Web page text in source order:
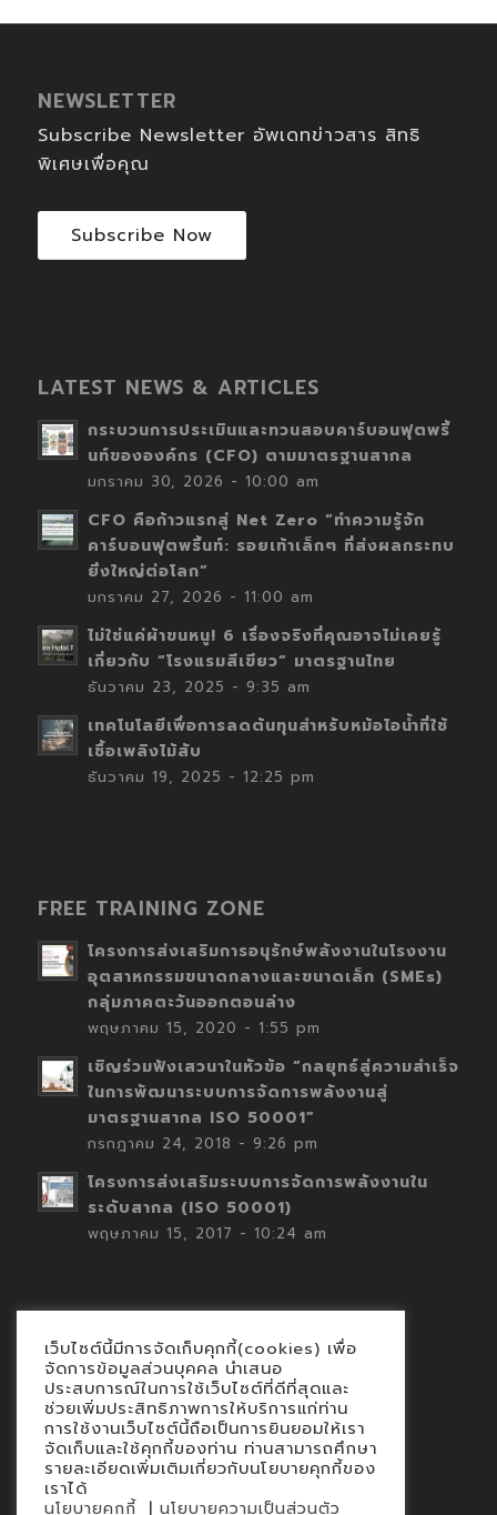
NEWSLETTER
Subscribe Newsletter อัพเดทข่าวสาร สิทธิ
พิเศษเพื่อคุณ
Subscribe Now
LATEST NEWS & ARTICLES
กระบวนการประเมินและทวนสอบคาร์บอนฟุตพริ้
นท์ขององค์กร (CFO) ตามมาตรฐานสากล
มกราคม 30, 2026 - 10:00 am
CFO คือก้าวแรกสู่ Net Zero “ทำความรู้จัก
คาร์บอนฟุตพริ้นท์: รอยเท้าเล็กๆ ที่ส่งผลกระทบ
ยิ่งใหญ่ต่อโลก”
มกราคม 27, 2026 - 11:00 am
ไม่ใช่แค่ผ้าขนหนู! 6 เรื่องจริงที่คุณอาจไม่เคยรู้
เกี่ยวกับ “โรงแรมสีเขียว” มาตรฐานไทย
ธันวาคม 23, 2025 - 9:35 am
เทคโนโลยีเพื่อการลดต้นทุนสำหรับหม้อไอน้ำที่ใช้
เชื้อเพลิงไม้สับ
ธันวาคม 19, 2025 - 12:25 pm
FREE TRAINING ZONE
โครงการส่งเสริมการอนุรักษ์พลังงานในโรงงาน
อุตสาหกรรมขนาดกลางและขนาดเล็ก (SMEs)
กลุ่มภาคตะวันออกตอนล่าง
พฤษภาคม 15, 2020 - 1:55 pm
เชิญร่วมฟังเสวนาในหัวข้อ “กลยุทธ์สู่ความสำเร็จ
ในการพัฒนาระบบการจัดการพลังงานสู่
มาตรฐานสากล ISO 50001”
กรกฎาคม 24, 2018 - 9:26 pm
โครงการส่งเสริมระบบการจัดการพลังงานใน
ระดับสากล (ISO 50001)
พฤษภาคม 15, 2017 - 10:24 am
Contact
นโยบายคุกกี้
นโยบายข้อมูลส่วนบุคคล
เว็บไซต์นี้มีการจัดเก็บคุกกี้(cookies) เพื่อ
จัดการข้อมูลส่วนบุคคล นำเสนอ
ประสบการณ์ในการใช้เว็บไซต์ที่ดีที่สุดและ
ช่วยเพิ่มประสิทธิภาพการให้บริการแก่ท่าน
การใช้งานเว็บไซต์นี้ถือเป็นการยินยอมให้เรา
จัดเก็บและใช้คุกกี้ของท่าน ท่านสามารถศึกษา
รายละเอียดเพิ่มเติมเกี่ยวกับนโยบายคุกกี้ของ
เราได้
นโยบายคุกกี้ | นโยบายความเป็นส่วนตัว